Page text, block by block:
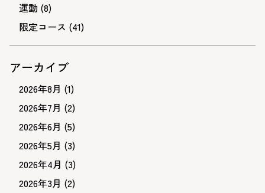
運動 (8)
限定コース (41)
アーカイブ
2026年8月 (1)
2026年7月 (2)
2026年6月 (5)
2026年5月 (3)
2026年4月 (3)
2026年3月 (2)